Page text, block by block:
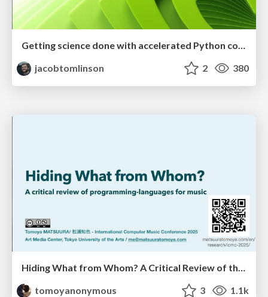
Getting science done with accelerated Python computing platforms
jacobtomlinson
2 380
Hiding What from Whom? A Critical Review of the History of Programming languages for Music
tomoyanonymous
3 1.1k